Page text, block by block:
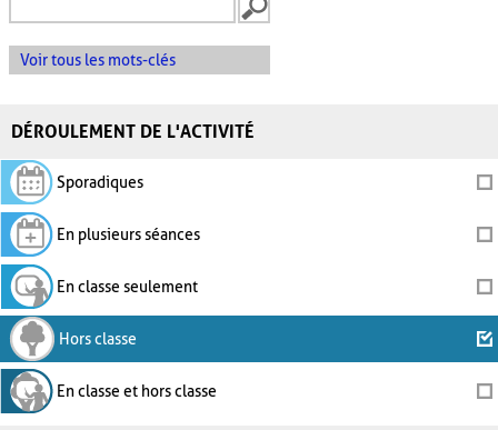
Voir tous les mots-clés
DÉROULEMENT DE L'ACTIVITÉ
Sporadiques
En plusieurs séances
En classe seulement
Hors classe
En classe et hors classe